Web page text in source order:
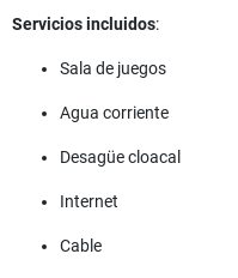
Servicios incluidos:
Sala de juegos
Agua corriente
Desagüe cloacal
Internet
Cable